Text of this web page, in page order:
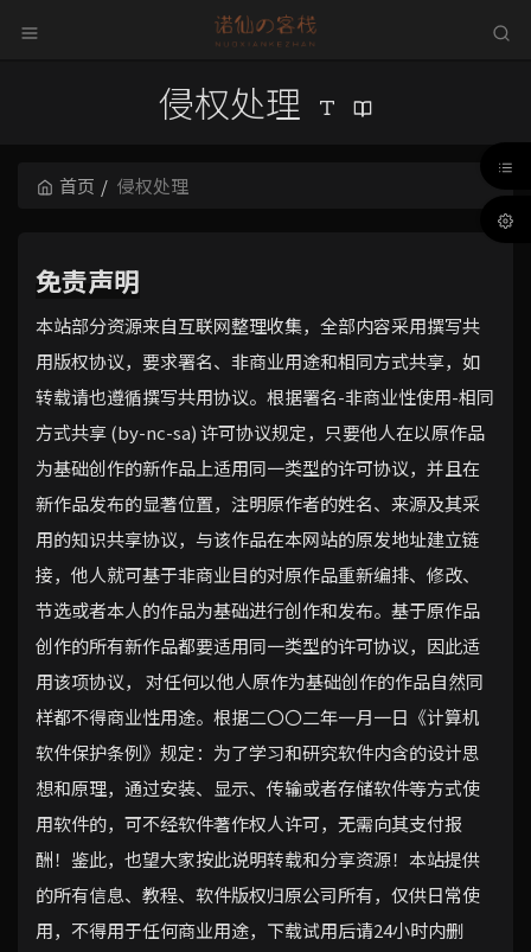
侵权处理
首页 侵权处理
免责声明
本站部分资源来自互联网整理收集，全部内容采用撰写共
用版权协议，要求署名、非商业用途和相同方式共享，如
转载请也遵循撰写共用协议。根据署名-非商业性使用-相同
方式共享 (by-nc-sa) 许可协议规定，只要他人在以原作品
为基础创作的新作品上适用同一类型的许可协议，并且在
新作品发布的显著位置，注明原作者的姓名、来源及其采
用的知识共享协议，与该作品在本网站的原发地址建立链
接，他人就可基于非商业目的对原作品重新编排、修改、
节选或者本人的作品为基础进行创作和发布。基于原作品
创作的所有新作品都要适用同一类型的许可协议，因此适
用该项协议， 对任何以他人原作为基础创作的作品自然同
样都不得商业性用途。根据二〇〇二年一月一日《计算机
软件保护条例》规定：为了学习和研究软件内含的设计思
想和原理，通过安装、显示、传输或者存储软件等方式使
用软件的，可不经软件著作权人许可，无需向其支付报
酬！鉴此，也望大家按此说明转载和分享资源！本站提供
的所有信息、教程、软件版权归原公司所有，仅供日常使
用，不得用于任何商业用途，下载试用后请24小时内删